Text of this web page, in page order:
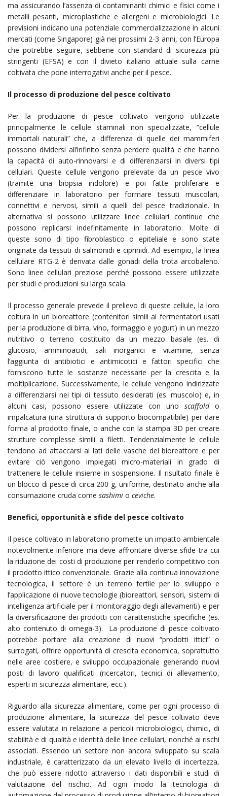
ma assicurando l’assenza di contaminanti chimici e fisici come i
metalli pesanti, microplastiche e allergeni e microbiologici. Le
previsioni indicano una potenziale commercializzazione in alcuni
mercati (come Singapore) già nei prossimi 2-3 anni, con l’Europa
che potrebbe seguire, sebbene con standard di sicurezza più
stringenti (EFSA) e con il divieto italiano attuale sulla carne
coltivata che pone interrogativi anche per il pesce.
Il processo di produzione del pesce coltivato
Per la produzione di pesce coltivato vengono utilizzate
principalmente le cellule staminali non specializzate, “cellule
immortali naturali” che, a differenza di quelle dei mammiferi
possono dividersi all’infinito senza perdere qualità e che hanno
la capacità di auto-rinnovarsi e di differenziarsi in diversi tipi
cellulari. Queste cellule vengono prelevate da un pesce vivo
(tramite una biopsia indolore) e poi fatte proliferare e
differenziare in laboratorio per formare tessuti muscolari,
connettivi e nervosi, simili a quelli del pesce tradizionale. In
alternativa si possono utilizzare linee cellulari continue che
possono replicarsi indefinitamente in laboratorio. Molte di
queste sono di tipo fibroblastico o epiteliale e sono state
originate da tessuti di salmonidi e ciprinidi. Ad esempio, la linea
cellulare RTG-2 è derivata dalle gonadi della trota arcobaleno.
Sono linee cellulari preziose perché possono essere utilizzate
per studi e produzioni su larga scala.
Il processo generale prevede il prelievo di queste cellule, la loro
coltura in un bioreattore (contenitori simili ai fermentatori usati
per la produzione di birra, vino, formaggio e yogurt) in un mezzo
nutritivo o terreno costituito da un mezzo basale (es. di
glucosio, amminoacidi, sali inorganici e vitamine, senza
l’aggiunta di antibiotici e antimicotici e fattori specifici che
forniscono tutte le sostanze necessarie per la crescita e la
moltiplicazione. Successivamente, le cellule vengono indirizzate
a differenziarsi nei tipi di tessuto desiderati (es. muscolo) e, in
alcuni casi, possono essere utilizzate con uno scaffoldo
impalcatura (una struttura di supporto biocompatibile) per dare
forma al prodotto finale, o anche con la stampa 3D per creare
strutture complesse simili a filetti. Tendenzialmente le cellule
tendono ad attaccarsi ai lati delle vasche del bioreattore e per
evitare ciò vengono impiegati micro-materiali in grado di
trattenere le cellule insieme in sospensione. Il risultato finale è
un blocco di pesce di circa 200 g, uniforme, destinato anche alla
consumazione cruda come sashimi o ceviche.
Benefici, opportunità e sfide del pesce coltivato
Il pesce coltivato in laboratorio promette un impatto ambientale
notevolmente inferiore ma deve affrontare diverse sfide tra cui
la riduzione dei costi di produzione per renderlo competitivo con
il prodotto ittico convenzionale. Grazie alla continua innovazione
tecnologica, il settore è un terreno fertile per lo sviluppo e
l’applicazione di nuove tecnologie (bioreattori, sensori, sistemi di
intelligenza artificiale per il monitoraggio degli allevamenti) e per
la diversificazione dei prodotti con caratteristiche specifiche (es.
alto contenuto di omega-3). La produzione di pesce coltivato
potrebbe portare alla creazione di nuovi “prodotti ittici” o
surrogati, offrire opportunità di crescita economica, soprattutto
nelle aree costiere, e sviluppo occupazionale generando nuovi
posti di lavoro qualificati (ricercatori, tecnici di allevamento,
esperti in sicurezza alimentare, ecc.).
Riguardo alla sicurezza alimentare, come per ogni processo di
produzione alimentare, la sicurezza del pesce coltivato deve
essere valutata in relazione a pericoli microbiologici, chimici, di
stabilità e di qualità e identità delle linee cellulari, nonché ai rischi
associati. Essendo un settore non ancora sviluppato su scala
industriale, è caratterizzato da un elevato livello di incertezza,
che può essere ridotto attraverso i dati disponibili e studi di
valutazione del rischio. Ad ogni modo la tecnologia di